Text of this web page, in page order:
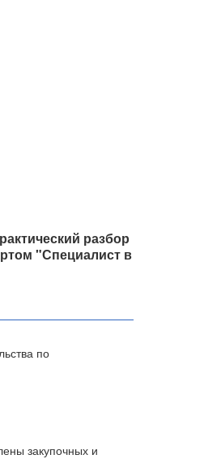
разбор
"Специалист в
по
закупочных и